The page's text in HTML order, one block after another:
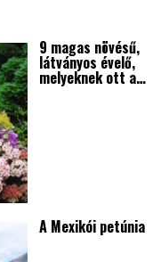
9 magas növésű,
látványos évelő,
melyeknek ott a…
A Mexikói petúnia